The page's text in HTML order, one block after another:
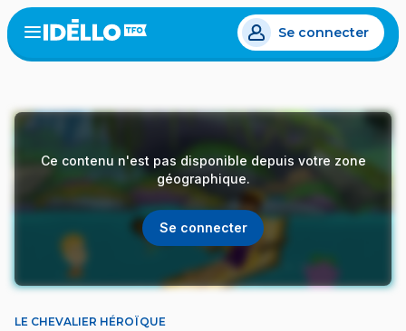
Aller
au
contenu
Open
menu
Se connecter
Ce contenu n'est pas disponible depuis votre zone
géographique.
Se connecter
LE CHEVALIER HÉROÏQUE